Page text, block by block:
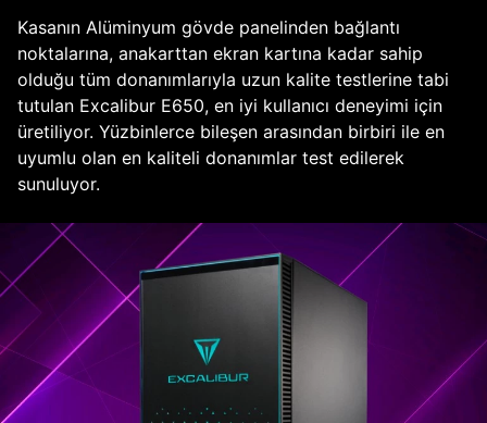
Kasanın Alüminyum gövde panelinden bağlantı
noktalarına, anakarttan ekran kartına kadar sahip
olduğu tüm donanımlarıyla uzun kalite testlerine tabi
tutulan Excalibur E650, en iyi kullanıcı deneyimi için
üretiliyor. Yüzbinlerce bileşen arasından birbiri ile en
uyumlu olan en kaliteli donanımlar test edilerek
sunuluyor.